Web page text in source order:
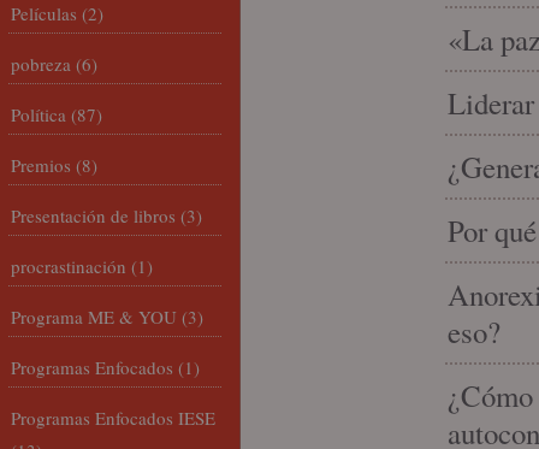
«La
Liderar
Por
eso?
Películas (2)
pobreza (6)
Política (87)
Premios (8)
Presentación de libros (3)
procrastinación (1)
Programa ME & YOU (3)
Programas Enfocados (1)
Programas Enfocados IESE